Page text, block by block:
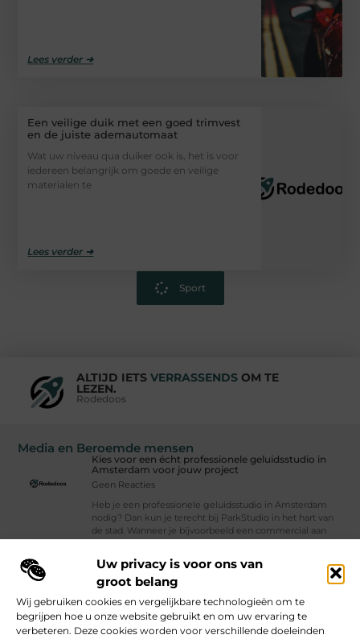
Uw privacy is voor ons van
groot belang
Wij gebruiken cookies en vergelijkbare technologieën om te
begrijpen hoe u onze website gebruikt en om uw ervaring te
verbeteren. Deze cookies worden voor verschillende doeleinden
Lees verder ➜
Een veilige duik met een goed trimvest
en de juiste ademautomaat
Wat uw niveau qua duiker ook is, het is voor
iedereen belangrijk om goede en veilige
materialen te
Lees verder ➜
Sport
ALTIJD IETS VERRASSENDSOM TE
LEZEN.
Rodedoos
Media en Beroemde mensen
Kies voor een écht professionele geluidsstudio in
Amsterdam voor jouw project
Geen Reacties
Heb je een professionele geluidsstudio in Amsterdam
nodig? Dan kun je terecht bij ParkStudio in het hart van
de stad. Wanneer je bijvoorbeeld een commercial aan
Vind Ons Hier :